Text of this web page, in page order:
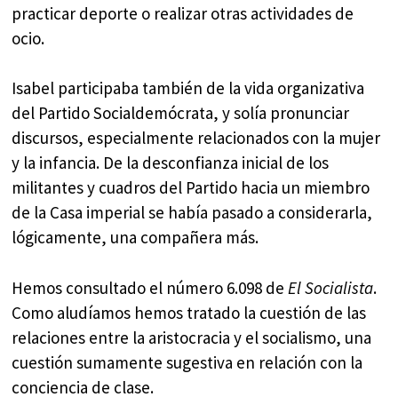
practicar deporte o realizar otras actividades de
ocio.
Isabel participaba también de la vida organizativa
del Partido Socialdemócrata, y solía pronunciar
discursos, especialmente relacionados con la mujer
y la infancia. De la desconfianza inicial de los
militantes y cuadros del Partido hacia un miembro
de la Casa imperial se había pasado a considerarla,
lógicamente, una compañera más.
Hemos consultado el número 6.098 de El Socialista.
Como aludíamos hemos tratado la cuestión de las
relaciones entre la aristocracia y el socialismo, una
cuestión sumamente sugestiva en relación con la
conciencia de clase.